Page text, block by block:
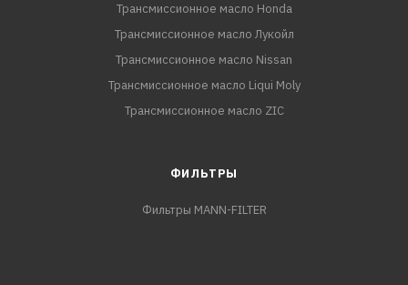
Трансмиссионное масло Honda
Трансмиссионное масло Лукойл
Трансмиссионное масло Nissan
Трансмиссионное масло Liqui Moly
Трансмиссионное масло ZIC
ФИЛЬТРЫ
Фильтры MANN-FILTER